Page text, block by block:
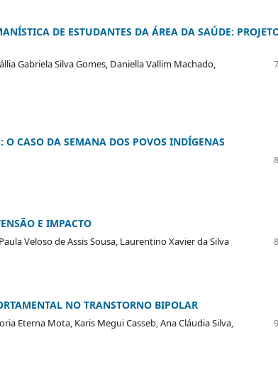
DE ESTUDANTES DA ÁREA DA SAÚDE:
Gabriela Silva Gomes, Daniella Vallim Machado,
CASO DA SEMANA DOS POVOS INDÍGENAS
E IMPACTO
Veloso de Assis Sousa, Laurentino Xavier da Silva
NO TRANSTORNO BIPOLAR
Eterna Mota, Karis Megui Casseb, Ana Cláudia Silva,